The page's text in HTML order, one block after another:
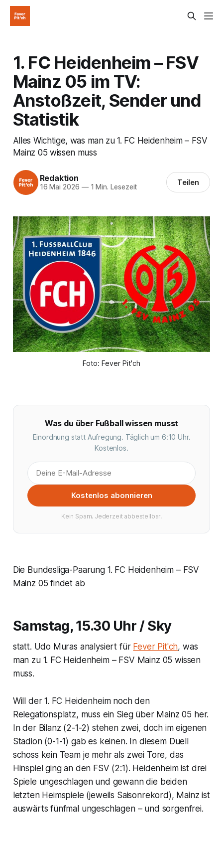
1. FC Heidenheim – FSV
Mainz 05 im TV:
Anstoßzeit, Sender und
Statistik
Alles Wichtige, was man zu 1. FC Heidenheim – FSV
Mainz 05 wissen muss
Redaktion
16 Mai 2026 —1 Min. Lesezeit Teilen
Foto: Fever Pit'ch
Was du über Fußball wissen musst
Einordnung statt Aufregung. Täglich um 6:10 Uhr.
Kostenlos.
Kostenlos abonnieren
Kein Spam. Jederzeit abbestellbar.
Die Bundesliga-Paarung 1. FC Heidenheim – FSV
Mainz 05 findet ab
Samstag, 15.30 Uhr / Sky
statt. Udo Muras analysiert für Fever Pit'ch, was
man zu 1. FC Heidenheim – FSV Mainz 05 wissen
muss.
Will der 1. FC Heidenheim noch den
Relegationsplatz, muss ein Sieg über Mainz 05 her.
In der Bilanz (2-1-2) stehen zwei, doch im eigenen
Stadion (0-1-1) gab es keinen. In diesem Duell
schoss kein Team je mehr als zwei Tore, das
Hinspiel ging an den FSV (2:1). Heidenheim ist drei
Spiele ungeschlagen und gewann die beiden
letzten Heimspiele (jeweils Saisonrekord), Mainz ist
auswärts fünfmal ungeschlagen – und sorgenfrei.